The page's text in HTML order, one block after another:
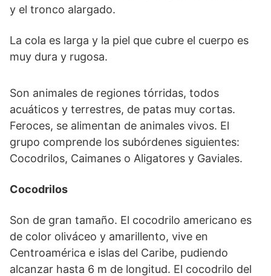
y el tronco alargado.
La cola es larga y la piel que cubre el cuerpo es
muy dura y rugosa.
Son animales de regiones tórridas, todos
acuáticos y terrestres, de patas muy cortas.
Feroces, se alimentan de animales vivos. El
grupo comprende los subórdenes siguientes:
Cocodrilos, Caimanes o Aligatores y Gaviales.
Cocodrilos
Son de gran tamaño. El cocodrilo americano es
de color oliváceo y amarillento, vive en
Centroamérica e islas del Caribe, pudiendo
alcanzar hasta 6 m de longitud. El cocodrilo del